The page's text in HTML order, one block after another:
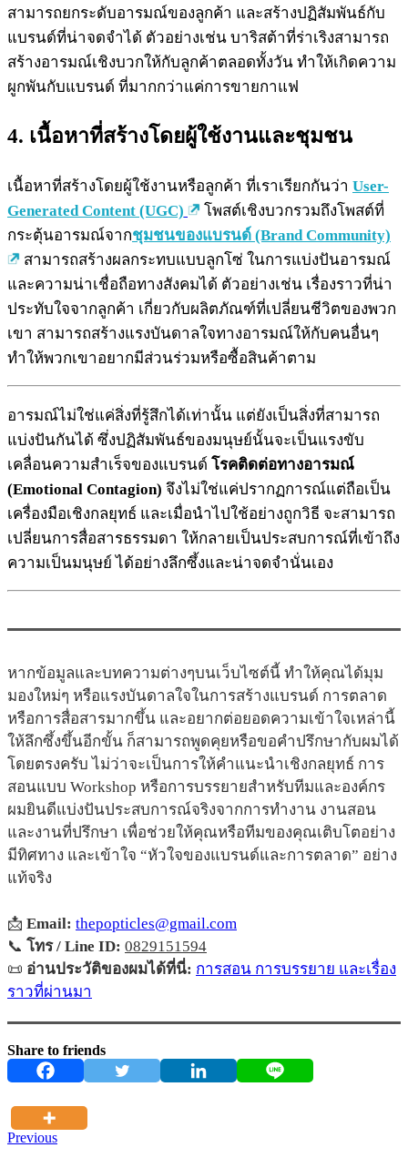
สามารถยกระดับอารมณ์ของลูกค้า และสร้างปฏิสัมพันธ์กับ
แบรนด์ที่น่าจดจำได้ ตัวอย่างเช่น บาริสต้าที่ร่าเริงสามารถ
สร้างอารมณ์เชิงบวกให้กับลูกค้าตลอดทั้งวัน ทำให้เกิดความ
ผูกพันกับแบรนด์ ที่มากกว่าแค่การขายกาแฟ
4. เนื้อหาที่สร้างโดยผู้ใช้งานและชุมชน
เนื้อหาที่สร้างโดยผู้ใช้งานหรือลูกค้า ที่เราเรียกกันว่า User-
Generated Content (UGC)
โพสต์เชิงบวกรวมถึงโพสต์ที่
กระตุ้นอารมณ์จากชุมชนของแบรนด์ (Brand Community)
สามารถสร้างผลกระทบแบบลูกโซ่ ในการแบ่งปันอารมณ์
และความน่าเชื่อถือทางสังคมได้ ตัวอย่างเช่น เรื่องราวที่น่า
ประทับใจจากลูกค้า เกี่ยวกับผลิตภัณฑ์ที่เปลี่ยนชีวิตของพวก
เขา สามารถสร้างแรงบันดาลใจทางอารมณ์ให้กับคนอื่นๆ
ทำให้พวกเขาอยากมีส่วนร่วมหรือซื้อสินค้าตาม
อารมณ์ไม่ใช่แค่สิ่งที่รู้สึกได้เท่านั้น แต่ยังเป็นสิ่งที่สามารถ
แบ่งปันกันได้ ซึ่งปฏิสัมพันธ์ของมนุษย์นั้นจะเป็นแรงขับ
เคลื่อนความสำเร็จของแบรนด์ โรคติดต่อทางอารมณ์
(Emotional Contagion) จึงไม่ใช่แค่ปรากฏการณ์แต่ถือเป็น
เครื่องมือเชิงกลยุทธ์ และเมื่อนำไปใช้อย่างถูกวิธี จะสามารถ
เปลี่ยนการสื่อสารธรรมดา ให้กลายเป็นประสบการณ์ที่เข้าถึง
ความเป็นมนุษย์ ได้อย่างลึกซึ้งและน่าจดจำนั่นเอง
หากข้อมูลและบทความต่างๆบนเว็บไซต์นี้ ทำให้คุณได้มุม
มองใหม่ๆ หรือแรงบันดาลใจในการสร้างแบรนด์ การตลาด
หรือการสื่อสารมากขึ้น และอยากต่อยอดความเข้าใจเหล่านี้
ให้ลึกซึ้งขึ้นอีกขั้น ก็สามารถพูดคุยหรือขอคำปรึกษากับผมได้
โดยตรงครับ ไม่ว่าจะเป็นการให้คำแนะนำเชิงกลยุทธ์ การ
สอนแบบ Workshop หรือการบรรยายสำหรับทีมและองค์กร
ผมยินดีแบ่งปันประสบการณ์จริงจากการทำงาน งานสอน
และงานที่ปรึกษา เพื่อช่วยให้คุณหรือทีมของคุณเติบโตอย่าง
มีทิศทาง และเข้าใจ “หัวใจของแบรนด์และการตลาด” อย่าง
แท้จริง
📩 Email: thepopticles@gmail.com
📞 โทร / Line ID: 0829151594
📜 อ่านประวัติของผมได้ที่นี่: การสอน การบรรยาย และเรื่อง
ราวที่ผ่านมา
Share to friends
Previous